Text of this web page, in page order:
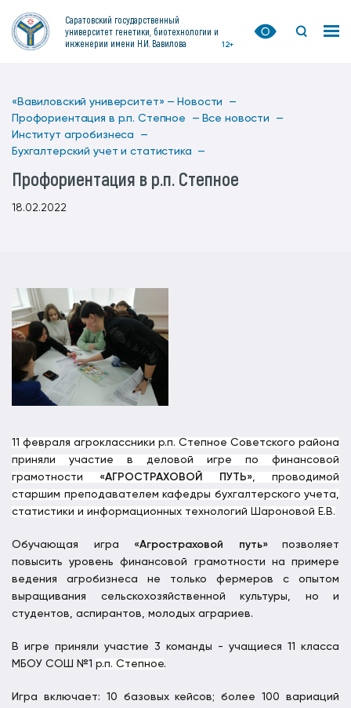
Саратовский государственный
университет генетики, биотехнологии и
инженерии имени Н.И. Вавилова
12+
«Вавиловский университет» — Новости —
Профориентация в р.п. Степное — Все новости —
Институт агробизнеса —
Бухгалтерский учет и статистика —
Профориентация в р.п. Степное
18.02.2022
11 февраля агроклассники р.п. Степное Советского района
приняли участие в деловой игре по финансовой
грамотности «АГРОСТРАХОВОЙ ПУТЬ», проводимой
старшим преподавателем кафедры бухгалтерского учета,
статистики и информационных технологий Шароновой Е.В.
Обучающая игра «Агростраховой путь»
позволяет
повысить уровень финансовой грамотности на примере
ведения агробизнеса не только фермеров с опытом
выращивания сельскохозяйственной культуры, но и
студентов, аспирантов, молодых аграриев.
В игре приняли участие 3 команды - учащиеся 11 класса
МБОУ СОШ №1 р.п. Степное.
Игра включает: 10 базовых кейсов; более 100 вариаций